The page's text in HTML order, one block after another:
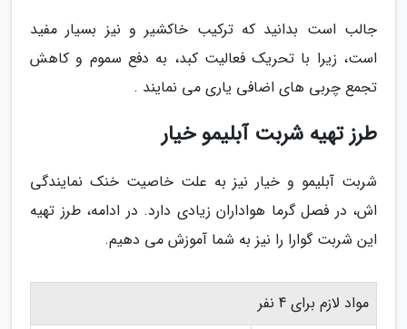
جالب است بدانید که ترکیب خاکشیر و نیز بسیار مفید
است، زیرا با تحریک فعالیت کبد، به دفع سموم و کاهش
تجمع چربی های اضافی یاری می نمایند .
طرز تهیه شربت آبلیمو خیار
شربت آبلیمو و خیار نیز به علت خاصیت خنک نمایندگی
اش، در فصل گرما هواداران زیادی دارد. در ادامه، طرز تهیه
این شربت گوارا را نیز به شما آموزش می دهیم.
مواد لازم برای 4 نفر